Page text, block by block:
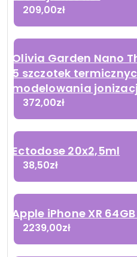
209,00zł
Olivia Garden Nano
5 szczotek
modelowania
372,00zł
Ectodose 20x2,5ml
38,50zł
Apple iPhone XR
2239,00zł